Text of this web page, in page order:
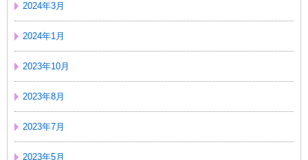
2024年3月
2024年1月
2023年10月
2023年8月
2023年7月
2023年5月